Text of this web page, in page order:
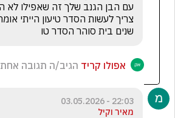
שנים בית סוהר הסדר טו
אפולו קריד הגיב/ה תגובה אחת
22:03 - 03.05.2026
מאיר וקיל